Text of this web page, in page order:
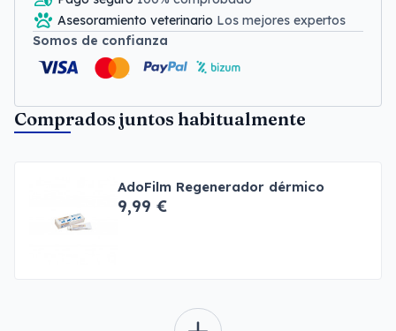
Asesoramiento veterinario Los mejores expertos
Somos de confianza
Comprados juntos habitualmente
AdoFilm Regenerador dérmico
9,99 €